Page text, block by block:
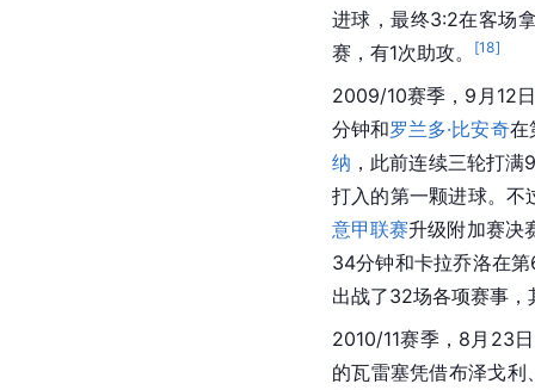
进球，最终3:2在客场
赛，有1次助攻。
[18]
2009/10赛季，9月12
分钟和罗兰多·比安奇在
纳 ，此前连续三轮打
打入的第一颗进球。不
意甲联赛升级附加赛决
34分钟和卡拉乔洛在
出战了32场各项赛事
2010/11赛季，8月23
的瓦雷塞凭借布泽戈利